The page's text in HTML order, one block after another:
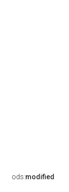
ods:modified